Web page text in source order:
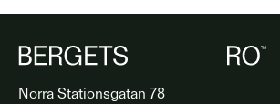
Norra Stationsgatan 78